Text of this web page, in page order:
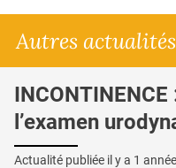
Autres
l’examen
Actualité publiée il y a 1